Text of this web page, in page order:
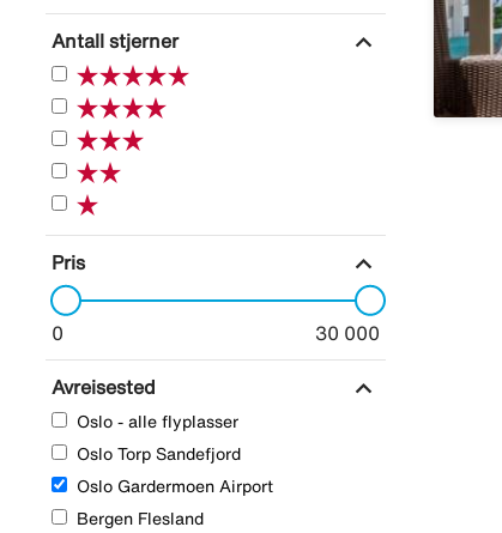
Antall stjerner expand_more
Pris expand_more
0 30 000
Avreisested expand_more
Oslo - alle flyplasser
Oslo Torp Sandefjord
Oslo Gardermoen Airport
Bergen Flesland